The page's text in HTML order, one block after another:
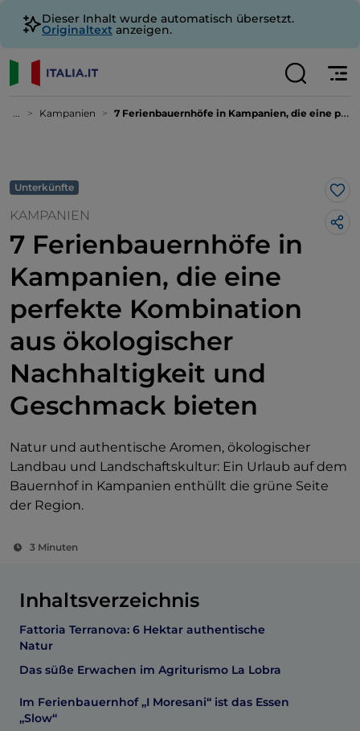
Dieser Inhalt wurde automatisch übersetzt.
Originaltext anzeigen.
... Kampanien 7 Ferienbauernhöfe in Kampanien, die eine perfekte Kombination aus ökologischer Nachhaltigkeit und Geschmack bieten
Unterkünfte
KAMPANIEN
7 Ferienbauernhöfe in
Kampanien, die eine
perfekte Kombination
aus ökologischer
Nachhaltigkeit und
Geschmack bieten
Natur und authentische Aromen, ökologischer
Landbau und Landschaftskultur: Ein Urlaub auf dem
Bauernhof in Kampanien enthüllt die grüne Seite
der Region.
3 Minuten
Inhaltsverzeichnis
Fattoria Terranova: 6 Hektar authentische
Natur
Das süße Erwachen im Agriturismo La Lobra
Im Ferienbauernhof „I Moresani“ ist das Essen
„Slow“